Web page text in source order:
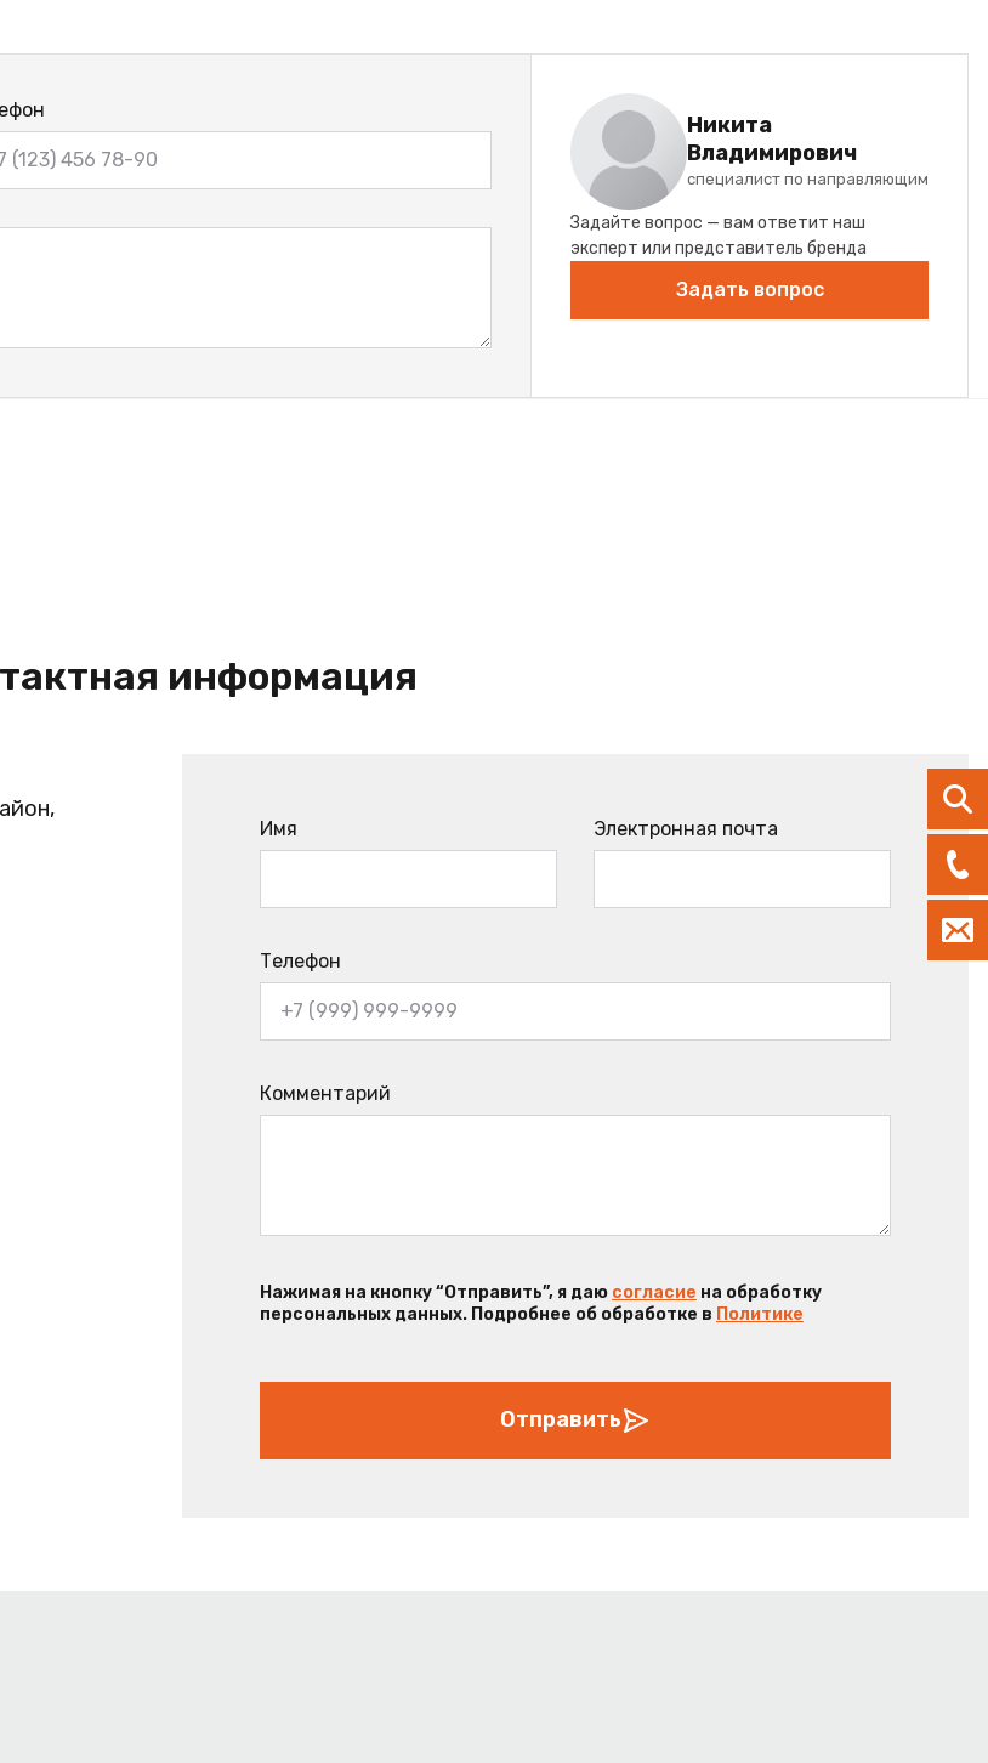
Никита
Владимирович
специалист по направляющим
Задайте вопрос — вам ответит наш
эксперт или представитель бренда
Задать вопрос
информация
Имя Электронная почта
Телефон
Комментарий
Нажимая на кнопку “Отправить”, я даю согласие на обработку
персональных данных. Подробнее об обработке в Политике
Отправить